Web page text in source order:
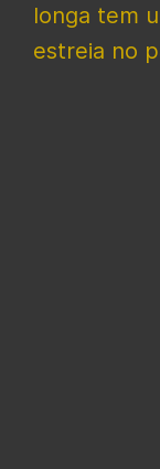
longa tem
estreia no